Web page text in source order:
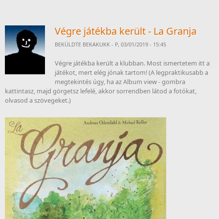
Végre játékba került - La Granja
BEKÜLDTE BEKAKUKK - P, 03/01/2019 - 15:45
Végre játékba került a klubban. Most ismertetem itt a
játékot, mert elég jónak tartom! (A legpraktikusabb a
megtekintés úgy, ha az Album view - gombra
kattintasz, majd görgetsz lefelé, akkor sorrendben látod a fotókat,
olvasod a szövegeket.)